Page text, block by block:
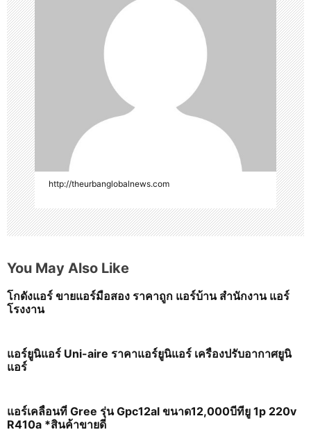
http://theurbanglobalnews.com
You May Also Like
โกดังแอร์ ขายแอร์มือสอง ราคาถูก แอร์บ้าน สำนักงาน แอร์
โรงงาน
แอร์ยูนิแอร์ Uni-aire ราคาแอร์ยูนิแอร์ เครื่องปรับอากาศยูนิ
แอร์
แอร์เคลื่อนที่ Gree รุ่น Gpc12al ขนาด12,000บีทียู 1p 220v
R410a *สินค้าขายดี